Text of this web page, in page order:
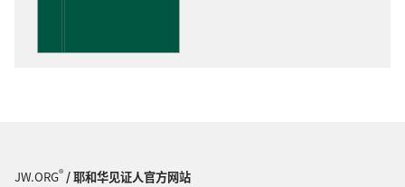
JW.ORG®/ 耶和华见证人官方网站